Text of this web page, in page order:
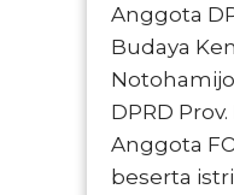
Anggota
Budaya
DPRD
Anggota
beserta